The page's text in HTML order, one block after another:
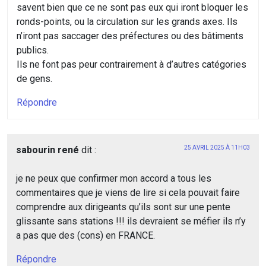
savent bien que ce ne sont pas eux qui iront bloquer les
ronds-points, ou la circulation sur les grands axes. Ils
n’iront pas saccager des préfectures ou des bâtiments
publics.
Ils ne font pas peur contrairement à d’autres catégories
de gens.
Répondre
sabourin rené dit : 25 AVRIL 2025 À 11H03
je ne peux que confirmer mon accord a tous les
commentaires que je viens de lire si cela pouvait faire
comprendre aux dirigeants qu’ils sont sur une pente
glissante sans stations !!! ils devraient se méfier ils n’y
a pas que des (cons) en FRANCE.
Répondre